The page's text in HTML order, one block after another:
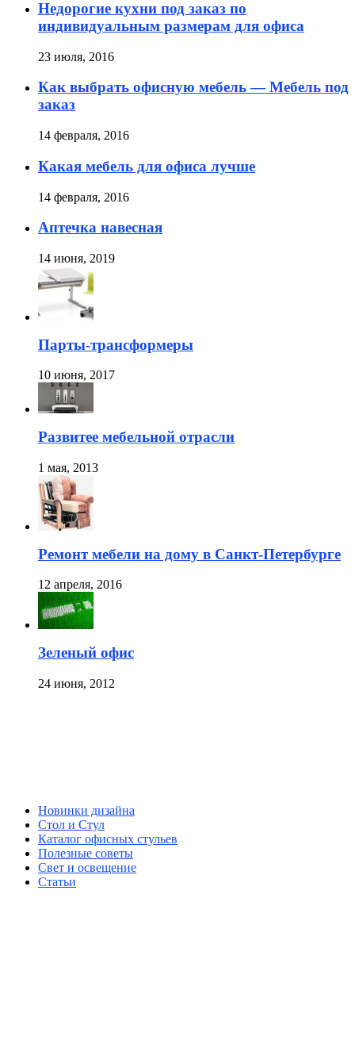
Недорогие кухни под заказ по
индивидуальным размерам для офиса
23 июля, 2016
Как выбрать офисную мебель — Мебель под
заказ
14 февраля, 2016
Какая мебель для офиса лучше
14 февраля, 2016
Аптечка навесная
14 июня, 2019
Парты-трансформеры
10 июня, 2017
Развитее мебельной отрасли
1 мая, 2013
Ремонт мебели на дому в Санкт-Петербурге
12 апреля, 2016
Зеленый офис
24 июня, 2012
Новинки дизайна
Стол и Стул
Каталог офисных стульев
Полезные советы
Свет и освещение
Статьи